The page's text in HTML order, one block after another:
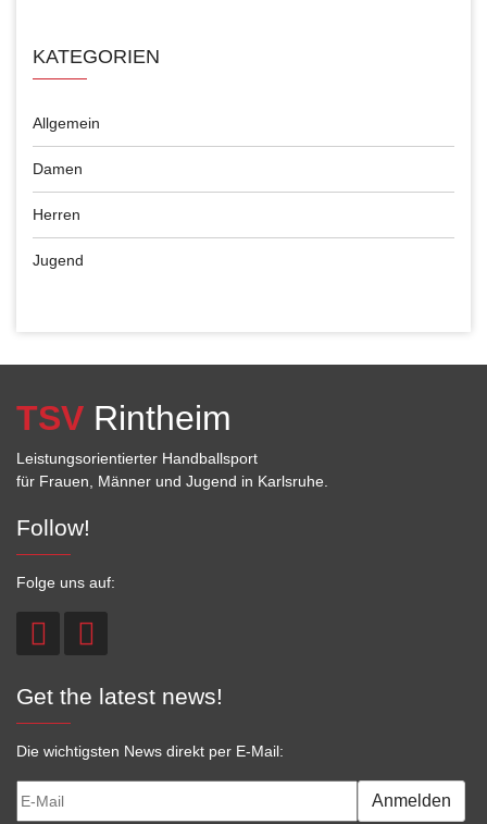
KATEGORIEN
Allgemein
Damen
Herren
Jugend
TSV Rintheim
Leistungsorientierter Handballsport
für Frauen, Männer und Jugend in Karlsruhe.
Follow!
Folge uns auf:
Get the latest news!
Die wichtigsten News direkt per E-Mail:
Anmelden